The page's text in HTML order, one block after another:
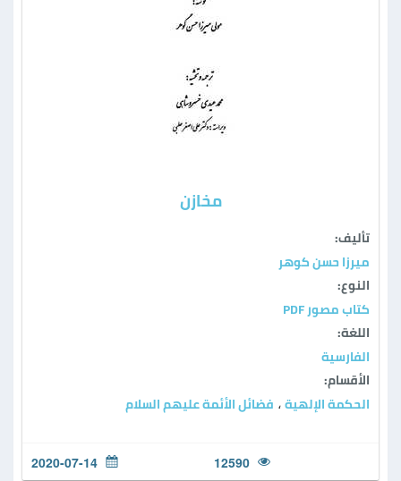
مخازن
تأليف:
ميرزا حسن كوهر
النوع:
كتاب مصور PDF
اللغة:
الفارسية
الأقسام:
الحكمة الإلهية ، فضائل الأئمة عليهم السلام
12590
2020-07-14